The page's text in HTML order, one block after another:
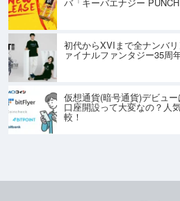
初代からXVIまで全ナンバ
ァイナルファンタジー35周
仮想通貨(暗号通貨)デビュ
口座開設って大変なの？人
較！